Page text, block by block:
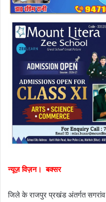
न्यूज़ विज़न। बक्सर
जिले के राजपुर प्रखंड अंतर्गत